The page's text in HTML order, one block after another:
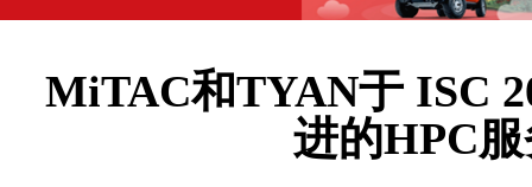
MiTAC和TYAN于 ISC
进的HPC